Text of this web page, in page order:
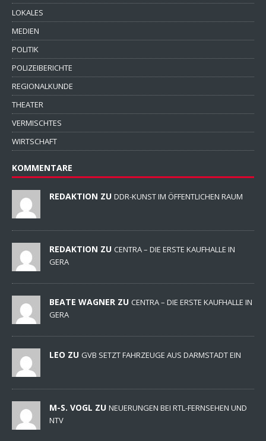
LOKALES
MEDIEN
POLITIK
POLIZEIBERICHTE
REGIONALKUNDE
THEATER
VERMISCHTES
WIRTSCHAFT
KOMMENTARE
REDAKTION ZU DDR-KUNST IM ÖFFENTLICHEN RAUM
REDAKTION ZU CENTRA – DIE ERSTE KAUFHALLE IN
GERA
BEATE WAGNER ZU CENTRA – DIE ERSTE KAUFHALLE IN
GERA
LEO ZU GVB SETZT FAHRZEUGE AUS DARMSTADT EIN
M-S. VOGL ZU NEUERUNGEN BEI RTL-FERNSEHEN UND
NTV